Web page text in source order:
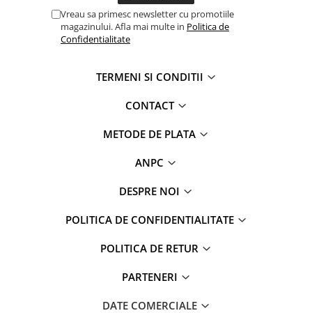
Vreau sa primesc newsletter cu promotiile
magazinului. Afla mai multe in Politica de
Confidentialitate
TERMENI SI CONDITII
CONTACT
METODE DE PLATA
ANPC
DESPRE NOI
POLITICA DE CONFIDENTIALITATE
POLITICA DE RETUR
PARTENERI
DATE COMERCIALE